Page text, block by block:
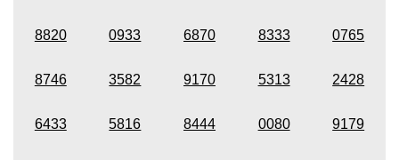
8820 0933 6870 8333 0765
8746 3582 9170 5313 2428
6433 5816 8444 0080 9179